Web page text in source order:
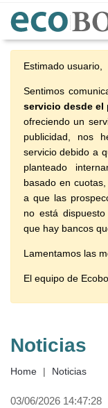
Estimado usuario,
Sentimos
servicio desde el
ofreciendo un
publicidad, nos
servicio debido a
planteado
basado en
a que las
no está
que hay bancos
Lamentamos las
El equipo de
Noticias
Home | Noticias
03/06/2026 14:47:28